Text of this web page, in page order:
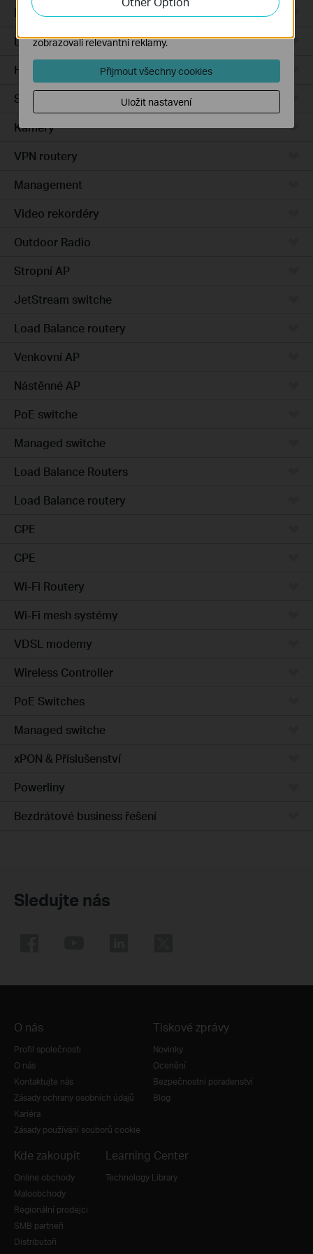
Integrated Gateways
DSL Gateways
Hardware
Software
Kamery
VPN routery
Management
Video rekordéry
Outdoor Radio
Stropní AP
JetStream switche
Load Balance routery
Venkovní AP
Nástěnné AP
PoE switche
Managed switche
Load Balance Routers
Load Balance routery
CPE
CPE
Wi-Fi Routery
Wi-Fi mesh systémy
VDSL modemy
Wireless Controller
PoE Switches
Managed switche
xPON & Příslušenství
Powerliny
Bezdrátové business řešení
Sledujte nás
O nás
Profil společnosti
O nás
Kontaktujte nás
Zásady ochrany osobních údajů
Kariéra
Zásady používání souborů cookie
Tiskové zprávy
Novinky
Ocenění
Bezpečnostní poradenství
Blog
Kde zakoupit
Online obchody
Maloobchody
Regionální prodejci
SMB partneři
Distributoři
Learning Center
Technology Library
Marketingové soubory cookie mohou prostřednictvím
zobrazovali relevantní reklamy.
Přijmout všechny cookies
Uložit nastavení